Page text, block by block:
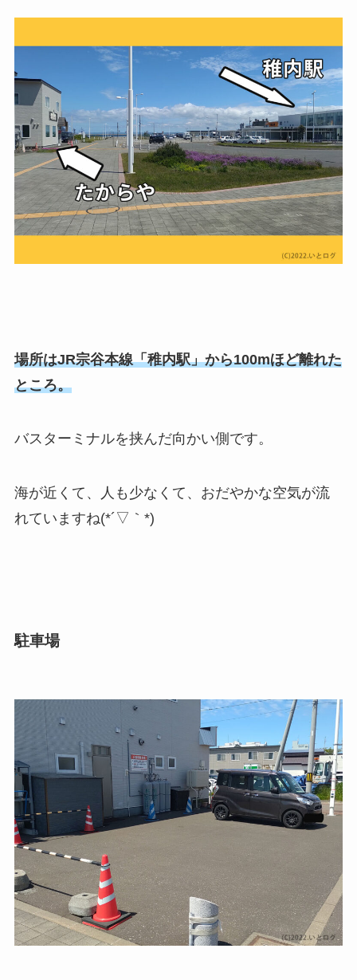
場所はJR宗谷本線「稚内駅」から100mほど離れた
ところ。
バスターミナルを挟んだ向かい側です。
海が近くて、人も少なくて、おだやかな空気が流
れていますね(*´▽｀*)
駐車場